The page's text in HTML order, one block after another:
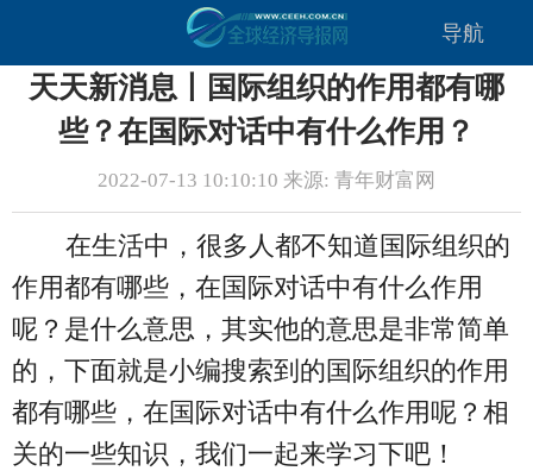
导航
天天新消息丨国际组织的作用都有哪
些？在国际对话中有什么作用？
2022-07-13 10:10:10 来源: 青年财富网
在生活中，很多人都不知道国际组织的
作用都有哪些，在国际对话中有什么作用
呢？是什么意思，其实他的意思是非常简单
的，下面就是小编搜索到的国际组织的作用
都有哪些，在国际对话中有什么作用呢？相
关的一些知识，我们一起来学习下吧！